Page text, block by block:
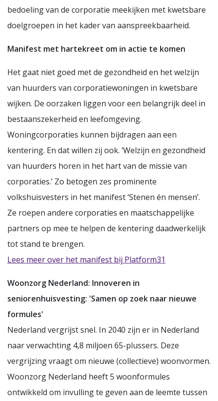
bedoeling van de corporatie meekijken met kwetsbare
doelgroepen in het kader van aanspreekbaarheid.
Manifest met hartekreet om in actie te komen
Het gaat niet goed met de gezondheid en het welzijn
van huurders van corporatiewoningen in kwetsbare
wijken. De oorzaken liggen voor een belangrijk deel in
bestaanszekerheid en leefomgeving.
Woningcorporaties kunnen bijdragen aan een
kentering. En dat willen zij ook. ‘Welzijn en gezondheid
van huurders horen in het hart van de missie van
corporaties.’ Zo betogen zes prominente
volkshuisvesters in het manifest ‘Stenen én mensen’.
Ze roepen andere corporaties en maatschappelijke
partners op mee te helpen de kentering daadwerkelijk
tot stand te brengen.
Lees meer over het manifest bij Platform31
Woonzorg Nederland: Innoveren in
seniorenhuisvesting: 'Samen op zoek naar nieuwe
formules'
Nederland vergrijst snel. In 2040 zijn er in Nederland
naar verwachting 4,8 miljoen 65-plussers. Deze
vergrijzing vraagt om nieuwe (collectieve) woonvormen.
Woonzorg Nederland heeft 5 woonformules
ontwikkeld om invulling te geven aan de leemte tussen